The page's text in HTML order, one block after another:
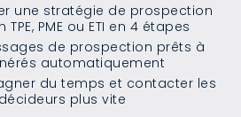
une stratégie de prospection
PME ou ETI en 4 étapes
de prospection prêts à
automatiquement
du temps et contacter les
plus vite